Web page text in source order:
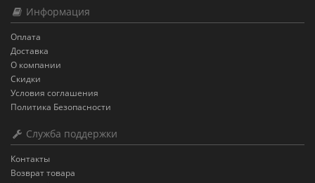
Информация
Оплата
Доставка
О компании
Скидки
Условия соглашения
Политика Безопасности
Служба поддержки
Контакты
Возврат товара